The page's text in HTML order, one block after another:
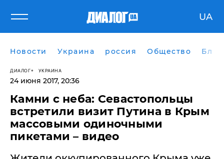
UA
Новости Украина россия Общество
ДИАЛОГ УКРАИНА
24 июня 2017, 20:36
Камни с неба: Севастопольцы
встретили визит Путина в Крым
массовыми одиночными
пикетами – видео